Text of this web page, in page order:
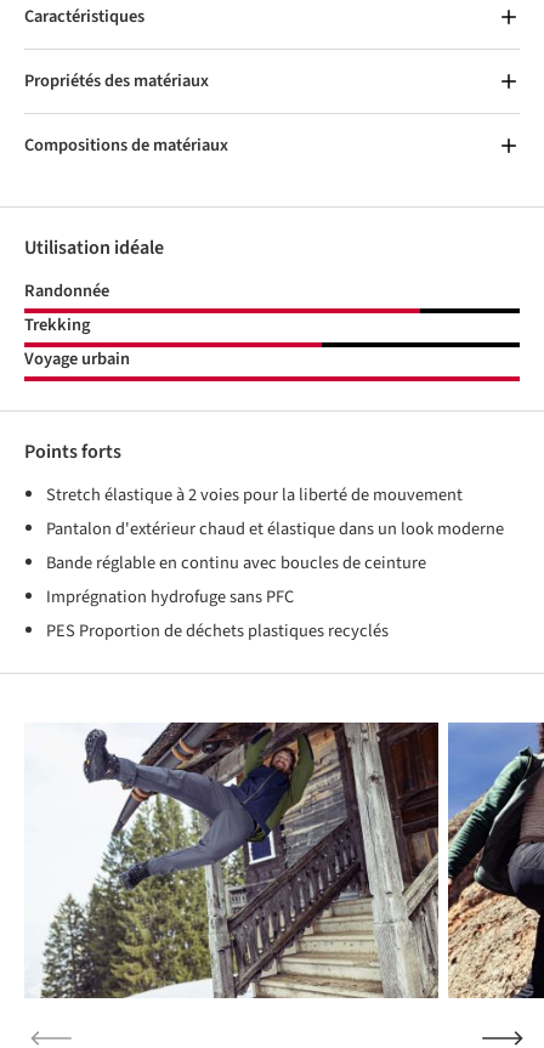
Caractéristiques
Propriétés des matériaux
Compositions de matériaux
Utilisation idéale
Randonnée
Trekking
Voyage urbain
Points forts
Stretch élastique à 2 voies pour la liberté de mouvement
Pantalon d'extérieur chaud et élastique dans un look moderne
Bande réglable en continu avec boucles de ceinture
Imprégnation hydrofuge sans PFC
PES Proportion de déchets plastiques recyclés
Produktgalerie überspringen